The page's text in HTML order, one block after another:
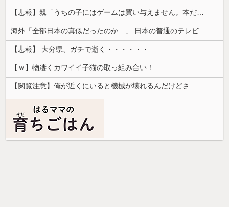
【悲報】親「うちの子にはゲームは買い与えません。本だけで十分」→結果ｗｗｗ
海外「全部日本の真似だったのか…」 日本の普通のテレビ番組が最新SNSの数十年先を行っていたと話題に
【悲報】 大分県、ガチで逝く・・・・・・
【ｗ】物凄くカワイイ子猫の取っ組み合い！
【閲覧注意】俺が近くにいると機械が壊れるんだけどさ